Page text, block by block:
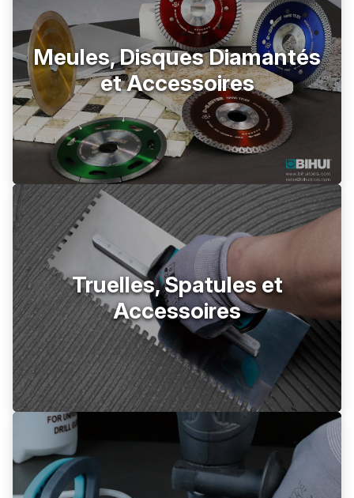
Meules, Disques Diamantés
et Accessoires
Truelles, Spatules et
Accessoires